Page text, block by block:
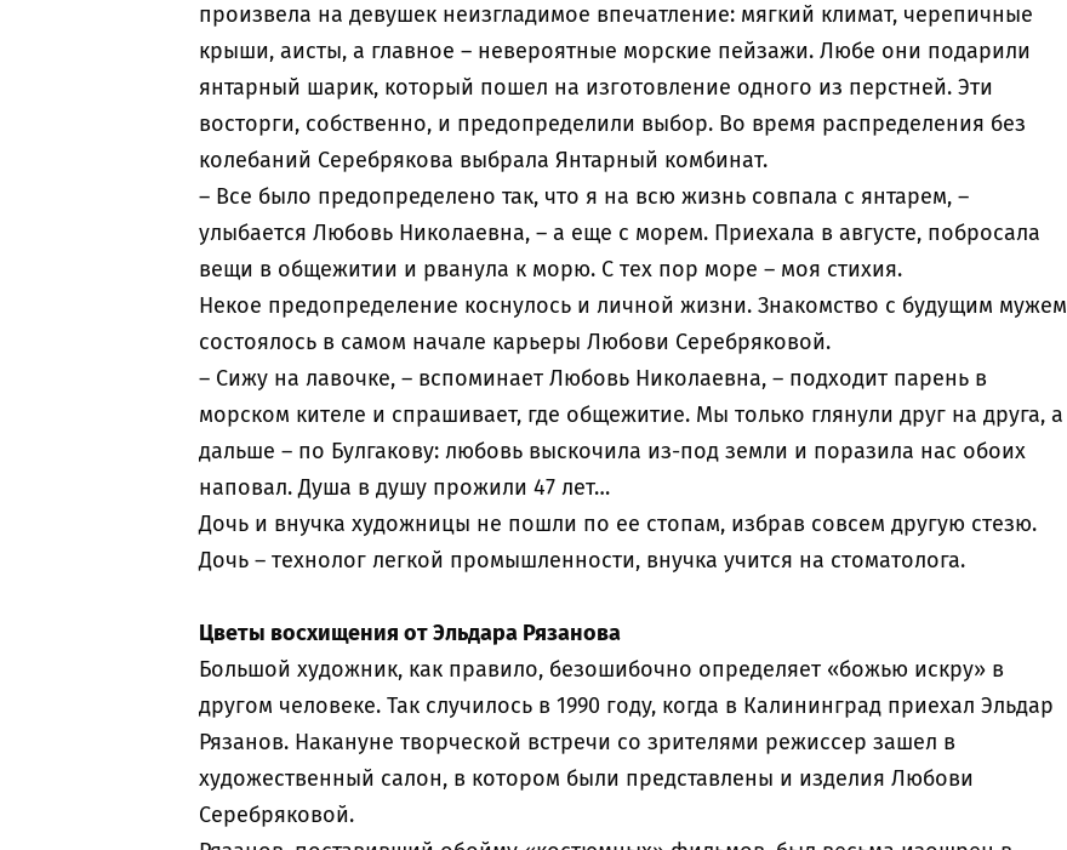
произвела на девушек неизгладимое впечатление: мягкий климат, черепичные
крыши, аисты, а главное – невероятные морские пейзажи. Любе они подарили
янтарный шарик, который пошел на изготовление одного из перстней. Эти
восторги, собственно, и предопределили выбор. Во время распределения без
колебаний Серебрякова выбрала Янтарный комбинат.
– Все было предопределено так, что я на всю жизнь совпала с янтарем, –
улыбается Любовь Николаевна, – а еще с морем. Приехала в августе, побросала
вещи в общежитии и рванула к морю. С тех пор море – моя стихия.
Некое предопределение коснулось и личной жизни. Знакомство с будущим мужем
состоялось в самом начале карьеры Любови Серебряковой.
– Сижу на лавочке, – вспоминает Любовь Николаевна, – подходит парень в
морском кителе и спрашивает, где общежитие. Мы только глянули друг на друга, а
дальше – по Булгакову: любовь выскочила из-под земли и поразила нас обоих
наповал. Душа в душу прожили 47 лет…
Дочь и внучка художницы не пошли по ее стопам, избрав совсем другую стезю.
Дочь – технолог легкой промышленности, внучка учится на стоматолога.
Цветы восхищения от Эльдара Рязанова
Большой художник, как правило, безошибочно определяет «божью искру» в
другом человеке. Так случилось в 1990 году, когда в Калининград приехал Эльдар
Рязанов. Накануне творческой встречи со зрителями режиссер зашел в
художественный салон, в котором были представлены и изделия Любови
Серебряковой.